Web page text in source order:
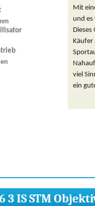
Mit
und es
Käufer
viel
ein
3 IS STM